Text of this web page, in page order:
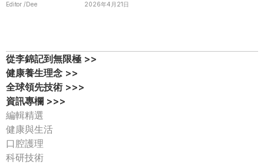
Editor /Dee 2026年4月21日
從李錦記到無限極 >>
健康養生理念 >>
全球領先技術 >>>
資訊專欄 >>>
編輯精選
健康與生活
口腔護理
科研技術